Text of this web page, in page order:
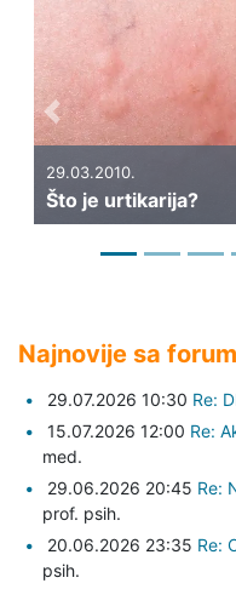
29.03.2010.
Što je urtikarija?
Previous
Najnovije sa
29.07.2026 10:30 Re:
15.07.2026 12:00 Re:
med.
29.06.2026 20:45 Re:
prof. psih.
20.06.2026 23:35 Re:
psih.